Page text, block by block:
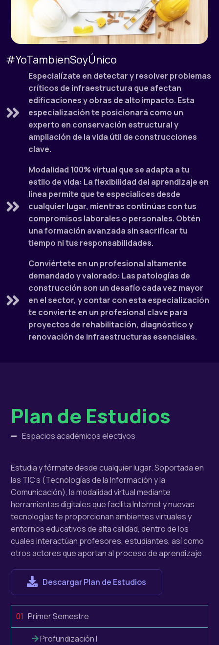
#YoTambienSoyÚnico
Especialízate en detectar y resolver problemas
críticos de infraestructura que afectan
edificaciones y obras de alto impacto. Esta
especialización te posicionará como un
experto en conservación estructural y
ampliación de la vida útil de construcciones
clave.
Modalidad 100% virtual que se adapta a tu
estilo de vida: La flexibilidad del aprendizaje en
línea permite que te especialices desde
cualquier lugar, mientras continúas con tus
compromisos laborales o personales. Obtén
una formación avanzada sin sacrificar tu
tiempo ni tus responsabilidades.
Conviértete en un profesional altamente
demandado y valorado: Las patologías de
construcción son un desafío cada vez mayor
en el sector, y contar con esta especialización
te convierte en un profesional clave para
proyectos de rehabilitación, diagnóstico y
renovación de infraestructuras esenciales.
Plan de Estudios
Espacios académicos electivos
Estudia y fórmate desde cualquier lugar. Soportada en
las TIC’s (Tecnologías de la Información y la
Comunicación), la modalidad virtual mediante
herramientas digitales que facilita Internet y nuevas
tecnologías te proporcionan ambientes virtuales y
entornos educativos de alta calidad, dentro de los
cuales interactúan profesores, estudiantes, así como
otros actores que aportan al proceso de aprendizaje.
Descargar Plan de Estudios
01 Primer Semestre
Profundización I